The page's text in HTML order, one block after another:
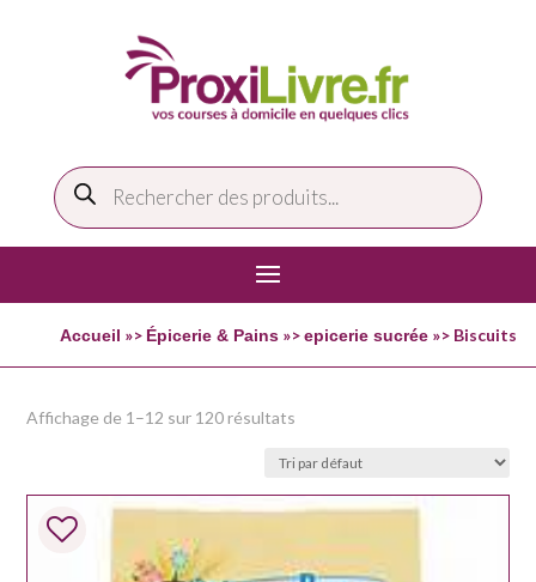
Recherche
de
produits
Accueil »> Épicerie & Pains »>epicerie sucrée »> Biscuits
Affichage de 1–12 sur 120 résultats